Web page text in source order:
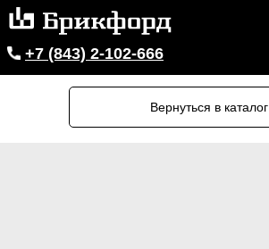
+7 (843) 2-102-666
Вернуться в каталог